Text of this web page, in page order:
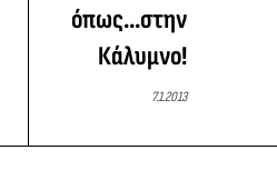
όπως...στην
Κάλυμνο!
7.1.2013